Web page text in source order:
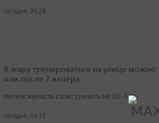
сегодня, 05:28
В жару тренироваться на улице можно
или после 7 вечера
Интенсивность стоит снизить на 30–50%
сегодня, 04:32